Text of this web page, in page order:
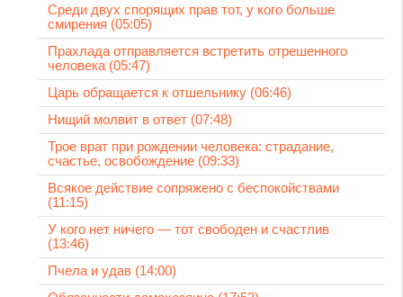
Среди двух спорящих прав тот, у кого больше
смирения (05:05)
Прахлада отправляется встретить отрешенного
человека (05:47)
Царь обращается к отшельнику (06:46)
Нищий молвит в ответ (07:48)
Трое врат при рождении человека: страдание,
счастье, освобождение (09:33)
Всякое действие сопряжено с беспокойствами
(11:15)
У кого нет ничего — тот свободен и счастлив
(13:46)
Пчела и удав (14:00)